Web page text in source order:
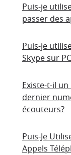
Puis-je
passer des
Puis-je
Skype sur
Existe-t-il
dernier
écouteurs?
Puis-Je
Appels